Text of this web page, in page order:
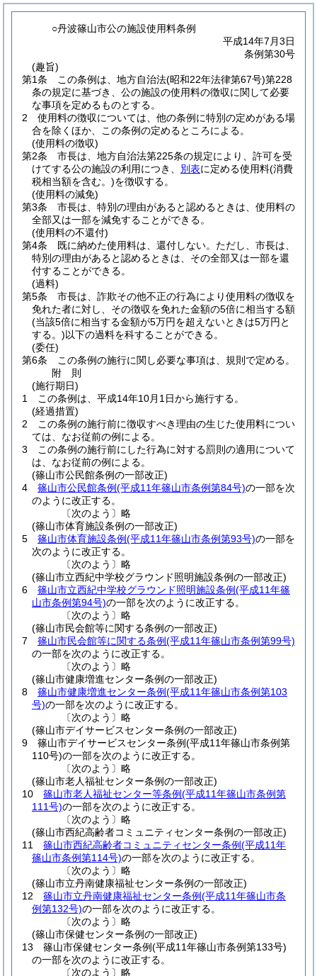
○丹波篠山市公の施設使用料条例
平成14年7月3日
条例第30号
(趣旨)
第1条
この条例は、地方自治法(昭和22年法律第67号)第228
条の規定に基づき、公の施設の使用料の徴収に関して必要
な事項を定めるものとする。
2
使用料の徴収については、他の条例に特別の定めがある場
合を除くほか、この条例の定めるところによる。
(使用料の徴収)
第2条
市長は、地方自治法第225条の規定により、許可を受
けてする公の施設の利用につき、 別表に定める使用料(消費
税相当額を含む。)を徴収する。
(使用料の減免)
第3条
市長は、特別の理由があると認めるときは、使用料の
全部又は一部を減免することができる。
(使用料の不還付)
第4条
既に納めた使用料は、還付しない。 ただし、市長は、
特別の理由があると認めるときは、その全部又は一部を還
付することができる。
(過料)
第5条
市長は、詐欺その他不正の行為により使用料の徴収を
免れた者に対し、その徴収を免れた金額の5倍に相当する額
(当該5倍に相当する金額が5万円を超えないときは5万円と
する。)以下の過料を科することができる。
(委任)
第6条
この条例の施行に関し必要な事項は、規則で定める。
附 則
(施行期日)
1
この条例は、平成14年10月1日から施行する。
(経過措置)
2
この条例の施行前に徴収すべき理由の生じた使用料につい
ては、なお従前の例による。
3
この条例の施行前にした行為に対する罰則の適用について
は、なお従前の例による。
(篠山市公民館条例の一部改正)
4
篠山市公民館条例(平成11年篠山市条例第84号)の一部を次
のように改正する。
〔次のよう〕略
(篠山市体育施設条例の一部改正)
5
篠山市体育施設条例(平成11年篠山市条例第93号)の一部を
次のように改正する。
〔次のよう〕略
(篠山市立西紀中学校グラウンド照明施設条例の一部改正)
6
篠山市立西紀中学校グラウンド照明施設条例(平成11年篠
山市条例第94号)の一部を次のように改正する。
〔次のよう〕略
(篠山市民会館等に関する条例の一部改正)
7
篠山市民会館等に関する条例(平成11年篠山市条例第99号)
の一部を次のように改正する。
〔次のよう〕略
(篠山市健康増進センター条例の一部改正)
8
篠山市健康増進センター条例(平成11年篠山市条例第103
号)の一部を次のように改正する。
〔次のよう〕略
(篠山市デイサービスセンター条例の一部改正)
9
篠山市デイサービスセンター条例(平成11年篠山市条例第
110号)の一部を次のように改正する。
〔次のよう〕略
(篠山市老人福祉センター条例の一部改正)
10
篠山市老人福祉センター等条例(平成11年篠山市条例第
111号)の一部を次のように改正する。
〔次のよう〕略
(篠山市西紀高齢者コミュニティセンター条例の一部改正)
11
篠山市西紀高齢者コミュニティセンター条例(平成11年
篠山市条例第114号)の一部を次のように改正する。
〔次のよう〕略
(篠山市立丹南健康福祉センター条例の一部改正)
12
篠山市立丹南健康福祉センター条例(平成11年篠山市条
例第132号)の一部を次のように改正する。
〔次のよう〕略
(篠山市保健センター条例の一部改正)
13
篠山市保健センター条例(平成11年篠山市条例第133号)
の一部を次のように改正する。
〔次のよう〕略